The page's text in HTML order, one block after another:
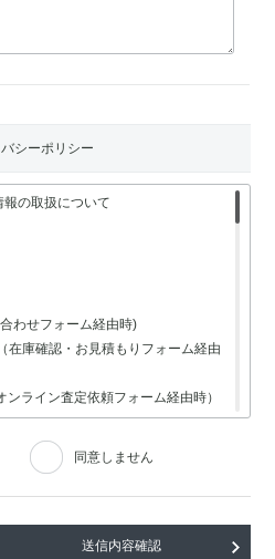
シーポリシー
報の取扱について
わせフォーム経由時)
在庫確認・お見積もりフォーム経由
ライン査定依頼フォーム経由時）
め（車検・修理の受付フォーム経由
ォーム経由時）
、充分な保護水準を備えている委託
同意しません